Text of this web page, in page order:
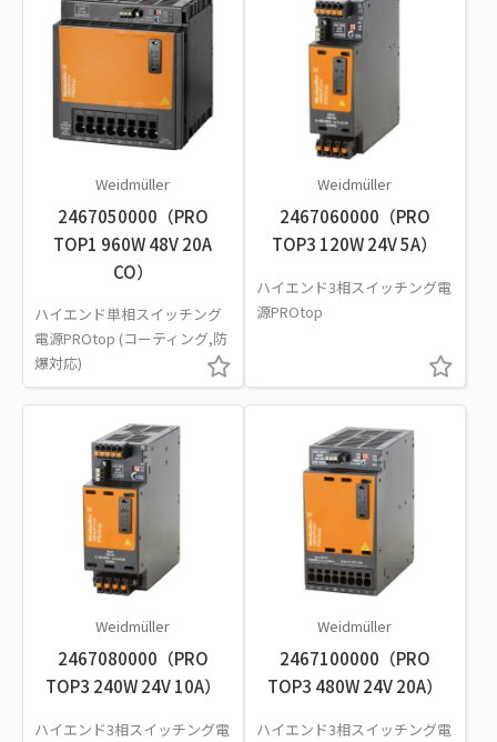
Weidmüller
2467050000（PRO
TOP1 960W 48V 20A
CO）
ハイエンド単相スイッチング
電源PROtop (コーティング,防
爆対応)
Weidmüller
2467060000（PRO
TOP3 120W 24V 5A）
ハイエンド3相スイッチング電
源PROtop
Weidmüller
2467080000（PRO
TOP3 240W 24V 10A）
ハイエンド3相スイッチング電
Weidmüller
2467100000（PRO
TOP3 480W 24V 20A）
ハイエンド3相スイッチング電